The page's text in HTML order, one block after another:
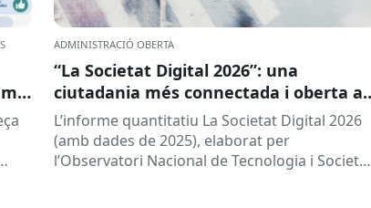
ADMINISTRACIÓ OBERTA
“La Societat Digital 2026”: una
ciutadania més connectada i oberta a
la intel·ligència artificial
L’informe quantitatiu La Societat Digital 2026
(amb dades de 2025), elaborat per
l’Observatori Nacional de Tecnologia i Societat